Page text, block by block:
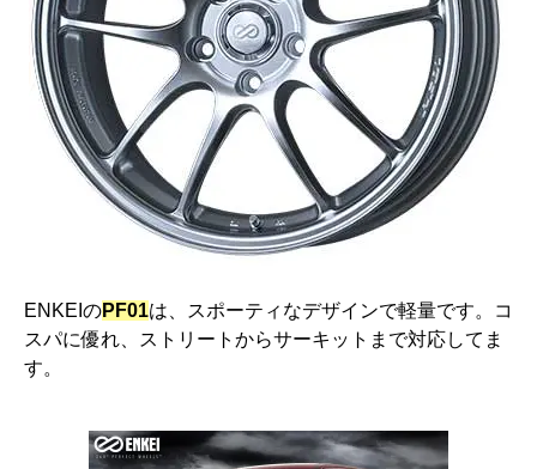
ENKEIのPF01は、スポーティなデザインで軽量です。コ
スパに優れ、ストリートからサーキットまで対応してま
す。